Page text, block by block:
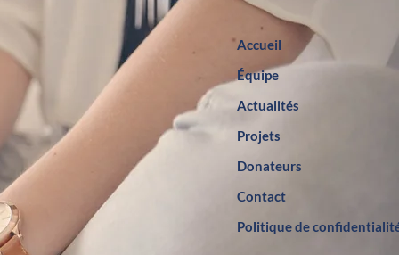
Accueil
Équipe
Actualités
Projets
Donateurs
Contact
Politique de